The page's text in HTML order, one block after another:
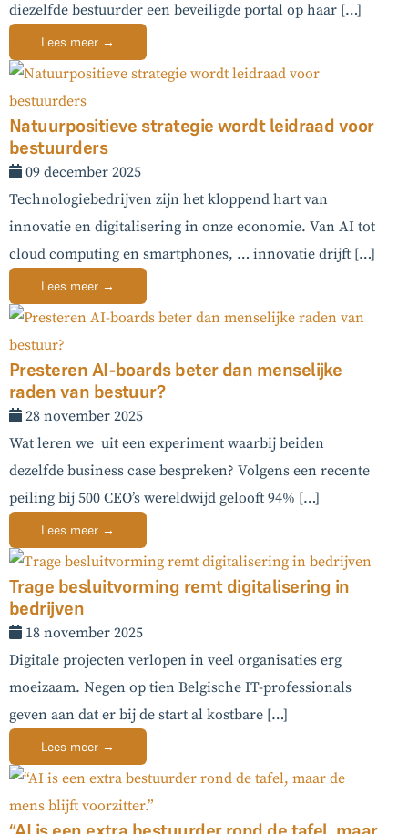
diezelfde bestuurder een beveiligde portal op haar […]
Lees meer →
Natuurpositieve strategie wordt leidraad voor
bestuurders
09 december 2025
Technologiebedrijven zijn het kloppend hart van
innovatie en digitalisering in onze economie. Van AI tot
cloud computing en smartphones, … innovatie drijft […]
Lees meer →
Presteren AI-boards beter dan menselijke
raden van bestuur?
28 november 2025
Wat leren we uit een experiment waarbij beiden
dezelfde business case bespreken? Volgens een recente
peiling bij 500 CEO’s wereldwijd gelooft 94% […]
Lees meer →
Trage besluitvorming remt digitalisering in
bedrijven
18 november 2025
Digitale projecten verlopen in veel organisaties erg
moeizaam. Negen op tien Belgische IT-professionals
geven aan dat er bij de start al kostbare […]
Lees meer →
BoardBuddy
Hey! Heb je een vraag over goed bestuur? Stel
ze gerust!